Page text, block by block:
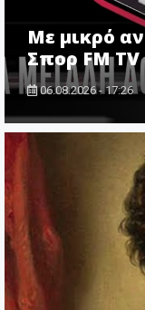
Με μικρό
Σπορ FM TV
06.08.2026 - 17:26